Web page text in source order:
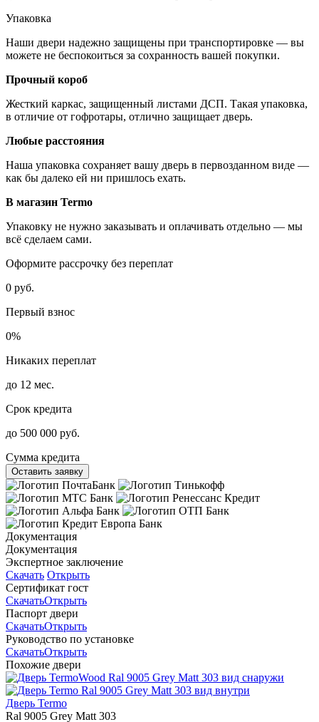
Упаковка
Наши двери надежно защищены при транспортировке — вы
можете не беспокоиться за сохранность вашей покупки.
Прочный короб
Жесткий каркас, защищенный листами ДСП. Такая упаковка,
в отличие от гофротары, отлично защищает дверь.
Любые расстояния
Наша упаковка сохраняет вашу дверь в первозданном виде —
как бы далеко ей ни пришлось ехать.
В магазин Termo
Упаковку не нужно заказывать и оплачивать отдельно — мы
всё сделаем сами.
Оформите рассрочку без переплат
0 руб.
Первый взнос
0%
Никаких переплат
до 12 мес.
Срок кредита
до 500 000 руб.
Сумма кредита
Оставить заявку
Документация
Документация
Экспертное заключение
Скачать Открыть
Сертификат гост
СкачатьОткрыть
Паспорт двери
СкачатьОткрыть
Руководство по установке
СкачатьОткрыть
Похожие двери
Дверь Termo
Ral 9005 Grey Matt 303